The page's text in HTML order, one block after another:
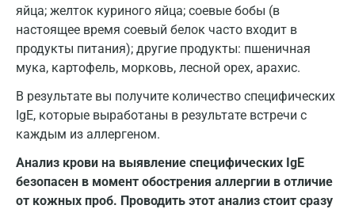
яйца; желток куриного яйца; соевые бобы (в
настоящее время соевый белок часто входит в
продукты питания); другие продукты: пшеничная
мука, картофель, морковь, лесной орех, арахис.
В результате вы получите количество специфических
IgE, которые выработаны в результате встречи с
каждым из аллергеном.
Анализ крови на выявление специфических IgE
безопасен в момент обострения аллергии в отличие
от кожных проб. Проводить этот анализ стоит сразу